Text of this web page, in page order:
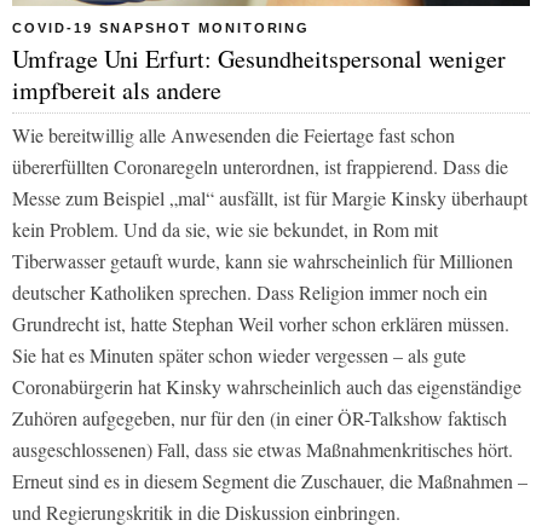
COVID-19 SNAPSHOT MONITORING
Umfrage Uni Erfurt: Gesundheitspersonal weniger
impfbereit als andere
Wie bereitwillig alle Anwesenden die Feiertage fast schon
übererfüllten Coronaregeln unterordnen, ist frappierend. Dass die
Messe zum Beispiel „mal“ ausfällt, ist für Margie Kinsky überhaupt
kein Problem. Und da sie, wie sie bekundet, in Rom mit
Tiberwasser getauft wurde, kann sie wahrscheinlich für Millionen
deutscher Katholiken sprechen. Dass Religion immer noch ein
Grundrecht ist, hatte Stephan Weil vorher schon erklären müssen.
Sie hat es Minuten später schon wieder vergessen – als gute
Coronabürgerin hat Kinsky wahrscheinlich auch das eigenständige
Zuhören aufgegeben, nur für den (in einer ÖR-Talkshow faktisch
ausgeschlossenen) Fall, dass sie etwas Maßnahmenkritisches hört.
Erneut sind es in diesem Segment die Zuschauer, die Maßnahmen –
und Regierungskritik in die Diskussion einbringen.